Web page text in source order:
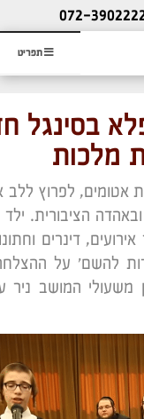
תפריט
חינם
כרטיס שמחות
072-
בסינגל
מלכות
אטומים, לפרוץ ללב
הציבורית.
דינרים
להשם' על
משעולי המושב ניר